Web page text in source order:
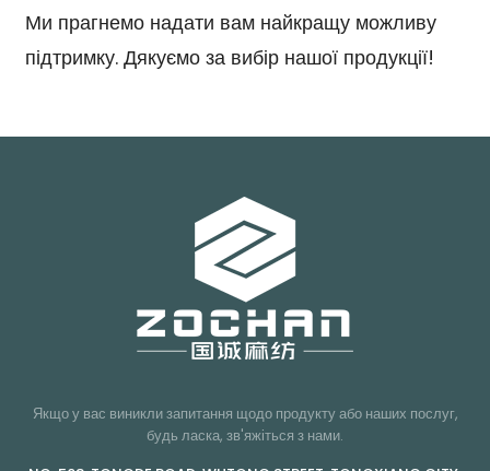
Ми прагнемо надати вам найкращу можливу
підтримку. Дякуємо за вибір нашої продукції!
Якщо у вас виникли запитання щодо продукту або наших послуг,
будь ласка, зв'яжіться з нами.